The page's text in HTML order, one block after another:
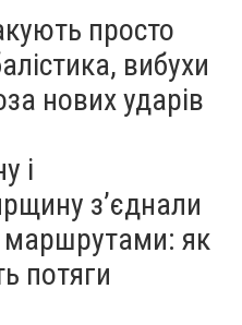
просто
вибухи
нових ударів
і
з’єднали
як
потяги